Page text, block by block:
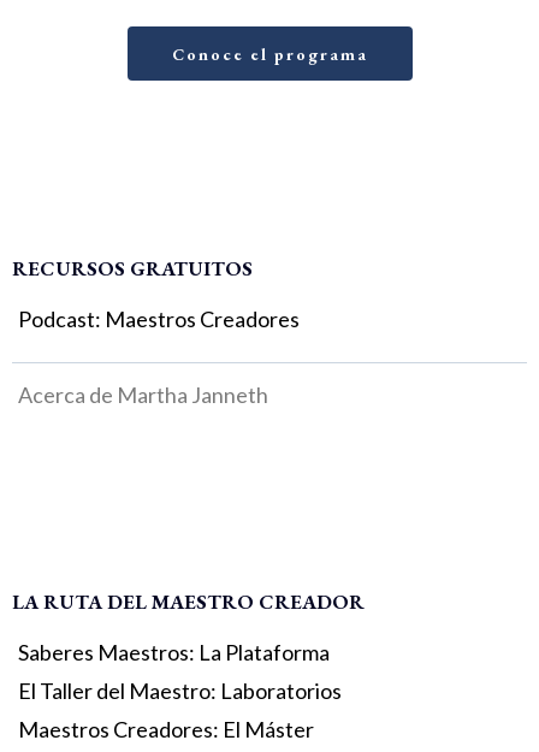
Conoce el programa
RECURSOS GRATUITOS
Podcast: Maestros Creadores
Acerca de Martha Janneth
LA RUTA DEL MAESTRO CREADOR
Saberes Maestros: La Plataforma
El Taller del Maestro: Laboratorios
Maestros Creadores: El Máster